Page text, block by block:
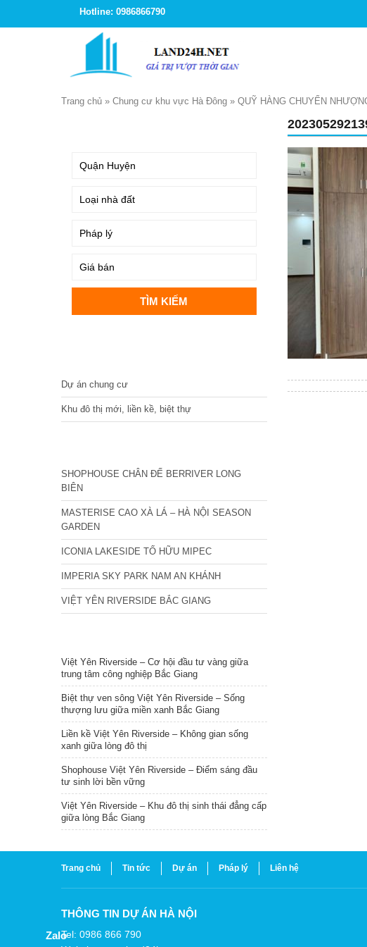
Hotline: 0986866790
Trang chủ » Chung cư khu vực Hà Đông » QUỸ HÀNG CHUYỂN
Dự án chung cư
Khu đô thị mới, liền kề, biệt thự
SHOPHOUSE CHÂN ĐẾ BERRIVER LONG
BIÊN
MASTERISE CAO XÀ LÁ – HÀ NỘI SEASON
GARDEN
ICONIA LAKESIDE TỐ HỮU MIPEC
IMPERIA SKY PARK NAM AN KHÁNH
VIỆT YÊN RIVERSIDE BẮC GIANG
Việt Yên Riverside – Cơ hội đầu tư vàng giữa
trung tâm công nghiệp Bắc Giang
Biệt thự ven sông Việt Yên Riverside – Sống
thượng lưu giữa miền xanh Bắc Giang
Liền kề Việt Yên Riverside – Không gian sống
xanh giữa lòng đô thị
Shophouse Việt Yên Riverside – Điểm sáng đầu
tư sinh lời bền vững
Việt Yên Riverside – Khu đô thị sinh thái đẳng cấp
giữa lòng Bắc Giang
Trang chủ Tin tức Dự án Pháp lý Liên hệ
THÔNG TIN DỰ ÁN HÀ NỘI
Tel: 0986 866 790
Zalo